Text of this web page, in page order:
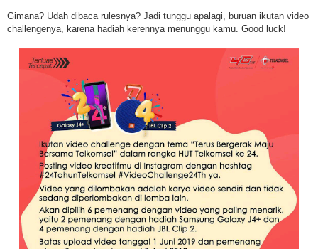
Gimana? Udah dibaca rulesnya? Jadi tunggu apalagi, buruan ikutan video
challengenya, karena hadiah kerennya menunggu kamu. Good luck!